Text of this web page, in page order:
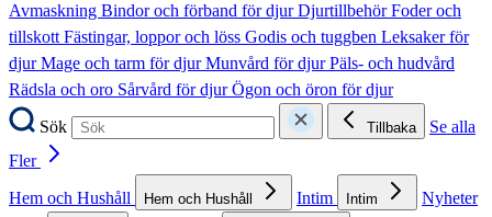
Avmaskning Bindor och förband för djurDjurtillbehörFoder och
tillskottFästingar, loppor och löss Godis och tuggben Leksaker för
djurMage och tarm för djurMunvård för djurPäls- och hudvård
Rädsla och oro Sårvård för djurÖgon och öron för djur
Sök
Tillbaka
Se alla
Fler
Hem och Hushåll
Hem och Hushåll Intim Intim
Nyheter